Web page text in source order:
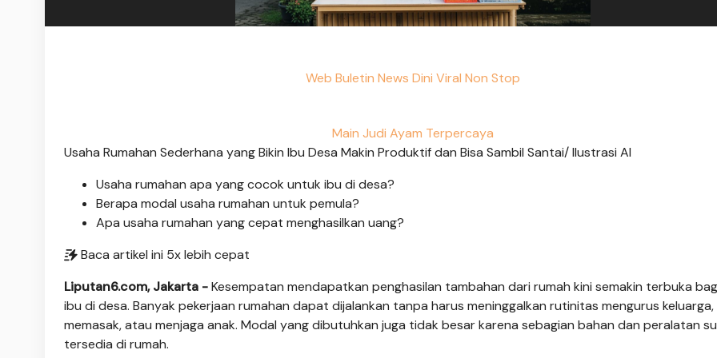
Web Buletin News Dini Viral Non Stop
Main Judi Ayam Terpercaya
Usaha Rumahan Sederhana yang Bikin Ibu Desa Makin Produktif dan Bisa Sambil Santai/ Ilustrasi AI
Usaha rumahan apa yang cocok untuk ibu di desa?
Berapa modal usaha rumahan untuk pemula?
Apa usaha rumahan yang cepat menghasilkan uang?
Baca artikel ini 5x lebih cepat
Liputan6.com, Jakarta -Kesempatan mendapatkan penghasilan tambahan dari rumah kini semakin terbuka
ibu di desa. Banyak pekerjaan rumahan dapat dijalankan tanpa harus meninggalkan rutinitas mengurus keluarga,
memasak, atau menjaga anak. Modal yang dibutuhkan juga tidak besar karena sebagian bahan dan peralatan
tersedia di rumah.